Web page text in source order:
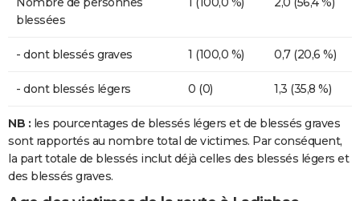
blessées
- dont blessés graves 1 (100,0 %) 0,7 (20,6 %)
- dont blessés légers 0 (0) 1,3 (35,8 %)
NB : les pourcentages de blessés légers et de blessés graves
sont rapportés au nombre total de victimes. Par conséquent,
la part totale de blessés inclut déjà celles des blessés légers et
des blessés graves.